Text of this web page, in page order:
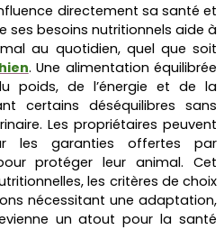
directement sa santé et
ses besoins nutritionnels aide à
au quotidien, quel que soit
. Une alimentation équilibrée
poids, de l’énergie et de la
certains déséquilibres sans
Les propriétaires peuvent
les garanties offertes par
protéger leur animal. Cet
les critères de choix
nécessitant une adaptation,
un atout pour la santé